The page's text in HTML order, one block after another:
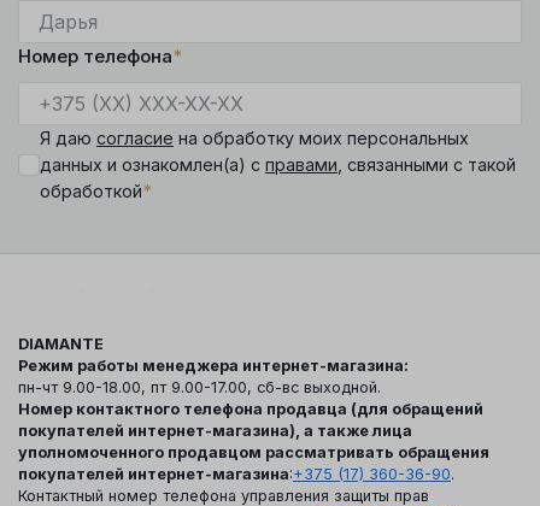
Номер телефона*
Я даю согласие на обработку моих персональных
данных и ознакомлен(а) с правами , связанными с такой
обработкой*
DIAMANTE
Режим работы менеджера интернет-магазина:
пн-чт 9.00-18.00, пт 9.00-17.00, сб-вс выходной.
Номер контактного телефона продавца (для обращений
покупателей интернет-магазина), а также лица
уполномоченного продавцом рассматривать обращения
покупателей интернет-магазина:+375 (17) 360-36-90.
Контактный номер телефона управления защиты прав